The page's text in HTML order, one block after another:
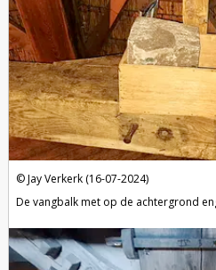
Jay Verkerk (16-07-2024)
De vangbalk met op de achtergrond